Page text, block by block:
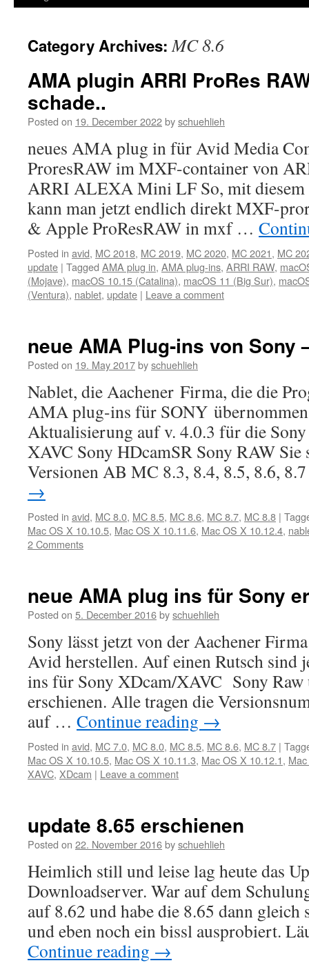
Category Archives:MC 8.6
AMA plugin ARRI ProRes
schade..
Posted on 19. December 2022byschuehlieh
neues AMA plug in für Avid Media
ProresRAW im MXF-container von
ARRI ALEXA Mini LF So, mit diesem
kann man jetzt endlich direkt MXF-
& Apple ProResRAW in mxf …
Posted in avid, MC 2018, MC 2019, MC 2020, MC 2021, MC
update | Tagged AMA plug in, AMA plug-ins, ARRI RAW,
(Mojave), macOS 10.15 (Catalina), macOS 11 (Big Sur),
(Ventura), nablet, update | Leave a comment
neue AMA Plug-ins von Sony
Posted on 19. May 2017byschuehlieh
Nablet, die Aachener Firma, die die
AMA plug-ins für SONY
Aktualisierung auf v. 4.0.3 für die
XAVC Sony HDcamSR Sony RAW
Versionen AB MC 8.3, 8.4, 8.5, 8.6,
→
Posted in avid, MC 8.0, MC 8.5, MC 8.6, MC 8.7, MC 8.8 |
Mac OS X 10.10.5, Mac OS X 10.11.6, Mac OS X 10.12.4,
2 Comments
neue AMA plug ins für Sony
Posted on 5. December 2016byschuehlieh
Sony lässt jetzt von der Aachener
Avid herstellen. Auf einen Rutsch sind
ins für Sony XDcam/XAVC Sony Raw
erschienen. Alle tragen die
auf … Continue reading →
Posted in avid, MC 7.0, MC 8.0, MC 8.5, MC 8.6, MC 8.7 |
Mac OS X 10.10.5, Mac OS X 10.11.3, Mac OS X 10.12.1,
XAVC, XDcam | Leave a comment
update 8.65 erschienen
Posted on 22. November 2016byschuehlieh
Heimlich still und leise lag heute das
Downloadserver. War auf dem
auf 8.62 und habe die 8.65 dann
und eben noch ein bissl ausprobiert.
Continue reading →